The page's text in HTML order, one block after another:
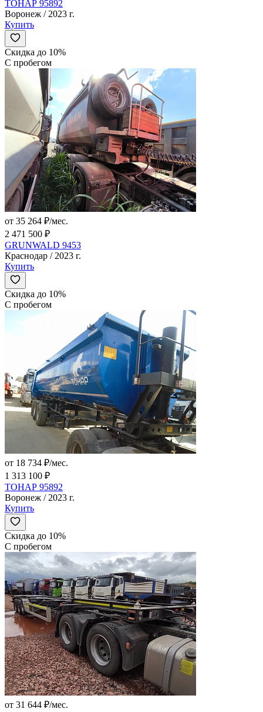
ТОНАР 95892
Воронеж / 2023 г.
Купить
Скидка до 10%
С пробегом
от 35 264 ₽/мес.
2 471 500 ₽
GRUNWALD 9453
Краснодар / 2023 г.
Купить
Скидка до 10%
С пробегом
от 18 734 ₽/мес.
1 313 100 ₽
ТОНАР 95892
Воронеж / 2023 г.
Купить
Скидка до 10%
С пробегом
от 31 644 ₽/мес.